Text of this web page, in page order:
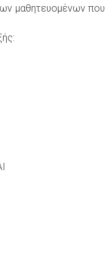
μαθητευομένων που